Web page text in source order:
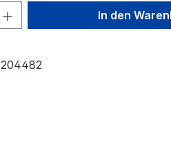
Gib denIn den
204482